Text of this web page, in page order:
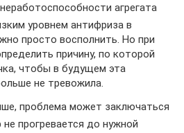
агрегата
уровнем антифриза в
просто восполнить. Но при
причину, по которой
чтобы в будущем эта
не тревожила.
проблема может заключаться
прогревается до нужной